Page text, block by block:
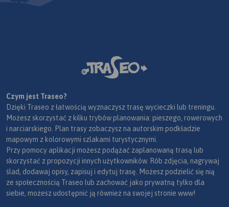
Czym jest Traseo?
Dzięki Traseo z łatwością wyznaczysz trasę wycieczki lub treningu.
Możesz skorzystać z kilku trybów planowania: pieszego, rowerowych
i narciarskiego. Plan trasy zobaczysz na autorskim podkładzie
mapowym z kolorowymi szlakami turystycznymi.
Przy pomocy aplikacji możesz podążać zaplanowaną trasą lub
skorzystać z propozycji innych użytkowników. Rób zdjęcia, nagrywaj
ślad, dodawaj opisy, zapisuj i edytuj trasę. Możesz podzielić się nią
ze społecznością Traseo lub zachować jako prywatną tylko dla
siebie, możesz udostępnić ją również na swojej stronie www!